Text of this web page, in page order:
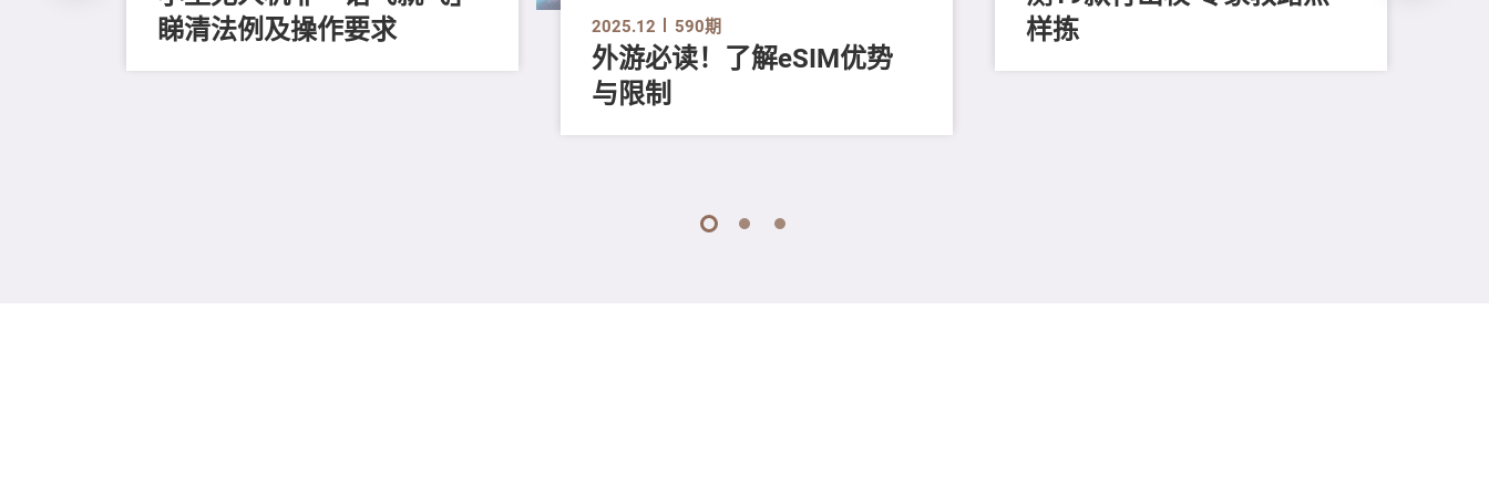
睇清法例及操作要求
2025.12 590期
外游必读！了解eSIM优势
与限制
样拣
1 2 3